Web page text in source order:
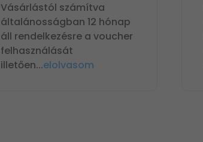
Vásárlástól számítva
általánosságban 12 hónap
áll rendelkezésre a voucher
felhasználását
illetően...elolvasom